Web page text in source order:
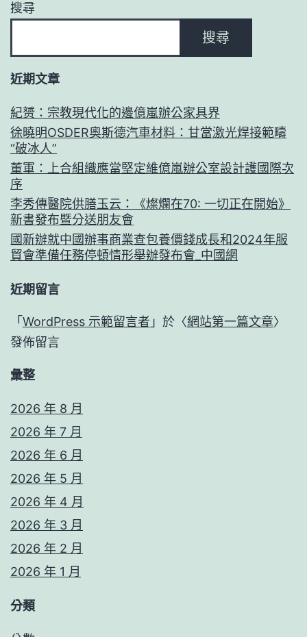
搜尋
搜尋
近期文章
紀赟：宗教現代化的邊億嵐辦公家具界
徐曉明OSDER奧斯德汽車材料：甘當激光焊接範疇
“破冰人”
董軍：上合組織應當堅定維億嵐辦公室設計護國際次
序
李秀傳醫院供膳玉云：《燦爛在70: 一切正在開始》
新書發布暨分送朋友會
國新辦就中國辦事商業查包養價錢成長和2024年服
貿會準備任務停頓情形舉辦發布會_中國網
近期留言
「 WordPress 示範留言者 」於〈網站第一篇文章〉
發佈留言
彙整
2026 年 8 月
2026 年 7 月
2026 年 6 月
2026 年 5 月
2026 年 4 月
2026 年 3 月
2026 年 2 月
2026 年 1 月
分類